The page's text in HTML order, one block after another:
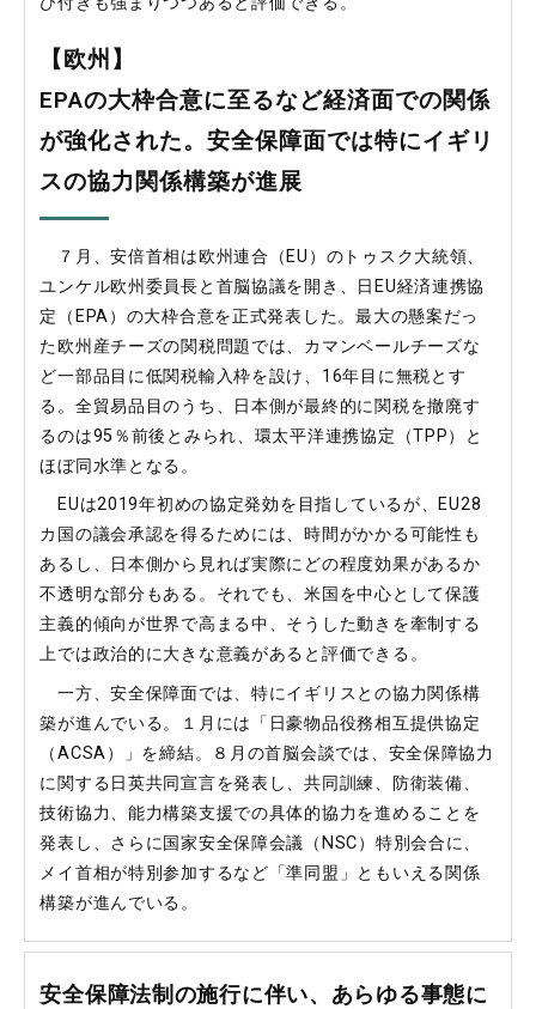
【欧州】
EPAの大枠合意に至るなど経済面での関係
が強化された。安全保障面では特にイギリ
スの協力関係構築が進展
７月、安倍首相は欧州連合（EU）のトゥスク大統領、
ユンケル欧州委員長と首脳協議を開き、日EU経済連携協
定（EPA）の大枠合意を正式発表した。最大の懸案だっ
た欧州産チーズの関税問題では、カマンベールチーズな
ど一部品目に低関税輸入枠を設け、16年目に無税とす
る。全貿易品目のうち、日本側が最終的に関税を撤廃す
るのは95％前後とみられ、環太平洋連携協定（TPP）と
ほぼ同水準となる。
EUは2019年初めの協定発効を目指しているが、EU28
カ国の議会承認を得るためには、時間がかかる可能性も
あるし、日本側から見れば実際にどの程度効果があるか
不透明な部分もある。それでも、米国を中心として保護
主義的傾向が世界で高まる中、そうした動きを牽制する
上では政治的に大きな意義があると評価できる。
一方、安全保障面では、特にイギリスとの協力関係構
築が進んでいる。１月には「日豪物品役務相互提供協定
（ACSA）」を締結。８月の首脳会談では、安全保障協力
に関する日英共同宣言を発表し、共同訓練、防衛装備、
技術協力、能力構築支援での具体的協力を進めることを
発表し、さらに国家安全保障会議（NSC）特別会合に、
メイ首相が特別参加するなど「準同盟」ともいえる関係
構築が進んでいる。
安全保障法制の施行に伴い、あらゆる事態に